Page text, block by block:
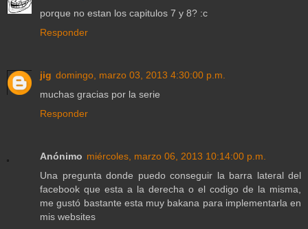
porque no estan los capitulos 7 y 8? :c
Responder
jig domingo, marzo 03, 2013 4:30:00 p.m.
muchas gracias por la serie
Responder
Anónimo miércoles, marzo 06, 2013 10:14:00 p.m.
Una pregunta donde puedo conseguir la barra lateral del
facebook que esta a la derecha o el codigo de la misma,
me gustó bastante esta muy bakana para implementarla en
mis websites